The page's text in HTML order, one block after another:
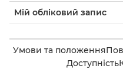
Мій обліковий запис
Умови та положення
Доступність